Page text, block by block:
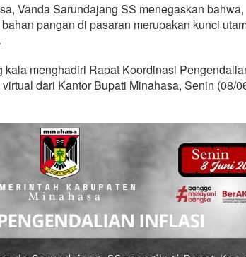
Vanda Sarundajang SS menegaskan bahwa,
pangan di pasaran merupakan kunci
kala menghadiri Rapat Koordinasi
dari Kantor Bupati Minahasa, Senin (08/